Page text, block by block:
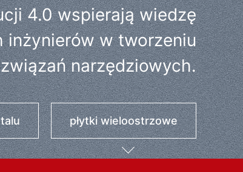
4.0 wspierają wiedzę
inżynierów w tworzeniu
narzędziowych.
płytki wieloostrzowe